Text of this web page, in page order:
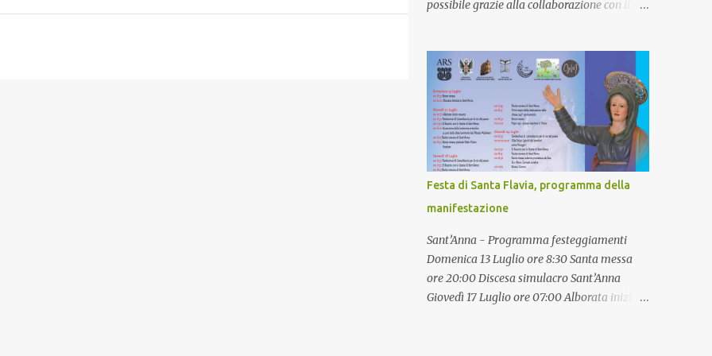
ELIA PIAZZA UNGHERIA 12. KAFARA 13.
LIDO DEL CARABINIERE / TRE PISCINE 🚍
Un'iniziativa promossa dal Sind...
possibile grazie alla collaborazione con il
comune. Tre bus navetta copriranno il
servizio facendo dieci fermate nelle località
balneari partendo dal capolinea presso la
stazione e collegando anche le zone di
Bellacera e Ranteria e l'area archeologica di
Solunto. Questa iniziativa si è concretizzata
grazie alla collaborazione tra
l'amministrazione, gli uffici comunali e la
direzione del Gac. Si ringraziano gli assessori
Castelli e Affatigato per la progettazione e
l'attivazione di sinergie con i fornitori e un
particolare ringraziamento al direttore del
Gac Giuseppe Sanfilipppo e alla dirigente
Festa di Santa Flavia, programma della
manifestazione
Sant’Anna - Programma festeggiamenti
Domenica 13 Luglio ore 8:30 Santa messa
ore 20:00 Discesa simulacro Sant’Anna
Giovedì 17 Luglio ore 07:00 Alborata inizio